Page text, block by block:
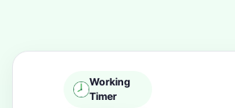
Working
Timer